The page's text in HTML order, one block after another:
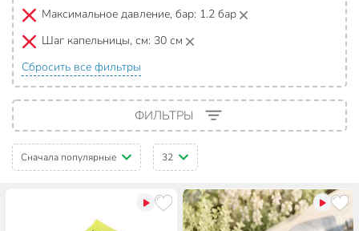
Максимальное давление, бар: 1.2 бар
Шаг капельницы, см: 30 см
Сбросить все фильтры
ФИЛЬТРЫ
Сначала популярные 32